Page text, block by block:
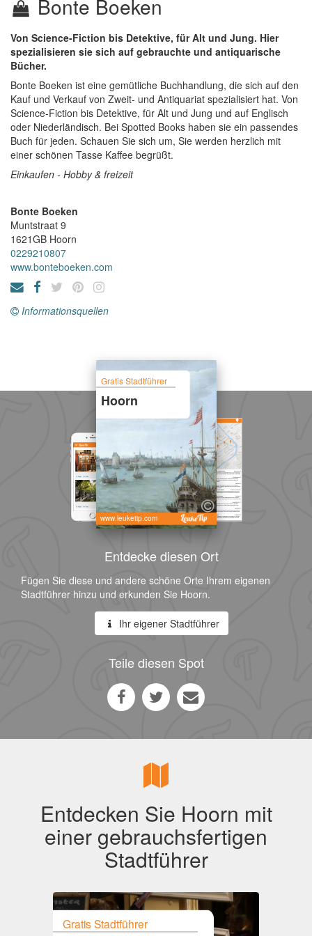
Bonte Boeken
Von Science-Fiction bis Detektive, für Alt und Jung. Hier
spezialisieren sie sich auf gebrauchte und antiquarische
Bücher.
Bonte Boeken ist eine gemütliche Buchhandlung, die sich auf den
Kauf und Verkauf von Zweit- und Antiquariat spezialisiert hat. Von
Science-Fiction bis Detektive, für Alt und Jung und auf Englisch
oder Niederländisch. Bei Spotted Books haben sie ein passendes
Buch für jeden. Schauen Sie sich um, Sie werden herzlich mit
einer schönen Tasse Kaffee begrüßt.
Einkaufen - Hobby & freizeit
Bonte Boeken
Muntstraat 9
1621GB Hoorn
0229210807
www.bonteboeken.com
Informationsquellen
Gratis Stadtführer
Hoorn
www.leuketip.com
Entdecke diesen Ort
Fügen Sie diese und andere schöne Orte Ihrem eigenen
Stadtführer hinzu und erkunden Sie Hoorn.
Ihr eigener Stadtführer
Teile diesen Spot
Entdecken Sie Hoorn mit
einer gebrauchsfertigen
Stadtführer
Gratis Stadtführer